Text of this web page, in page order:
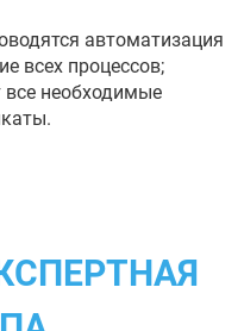
автоматизация
всех процессов;
необходимые